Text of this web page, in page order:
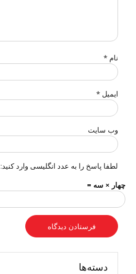
نام*
ایمیل*
وب‌ سایت
لطفا پاسخ را به عدد انگلیسی وارد کنید:
چهار × سه =
دسته‌ها